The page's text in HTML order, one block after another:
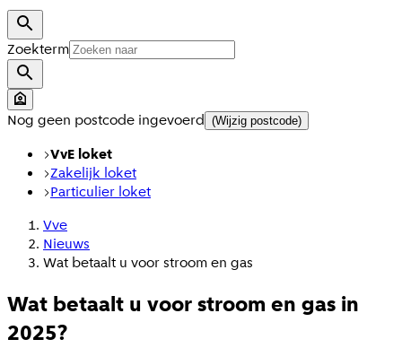
Zoekterm
Nog geen postcode ingevoerd (Wijzig postcode)
VvE loket
Zakelijk loket
Particulier loket
Vve
Nieuws
Wat betaalt u voor stroom en gas
Wat betaalt u voor stroom en gas in
2025?